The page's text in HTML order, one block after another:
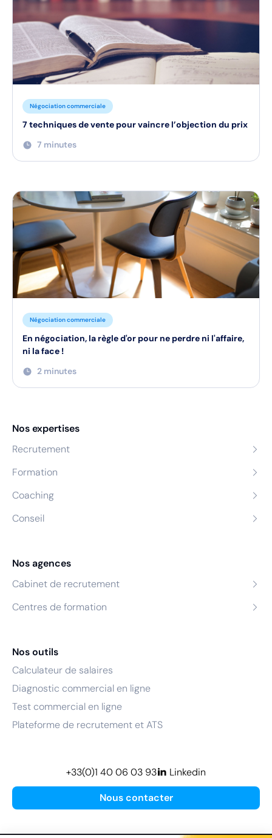
Négociation commerciale
7 techniques de vente pour vaincre l’objection du prix
7 minutes
Négociation commerciale
En négociation, la règle d'or pour ne perdre ni l'affaire,
ni la face !
2 minutes
Nos expertises
Recrutement
Formation
Coaching
Conseil
Nos agences
Cabinet de recrutement
Centres de formation
Nos outils
Calculateur de salaires
Diagnostic commercial en ligne
Test commercial en ligne
Plateforme de recrutement et ATS
Nous contacter
+33(0)1 40 06 03 93 Linkedin